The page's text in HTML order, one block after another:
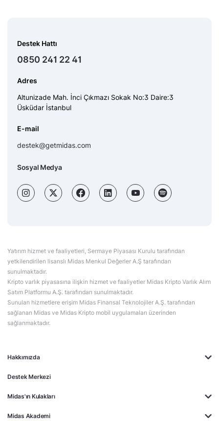
Hakkımızda
Destek Merkezi
Midas'ın Kulakları
Midas Akademi
Destek Hattı
0850 241 22 41
Adres
Altunizade Mah. İnci Çıkmazı Sokak No:3 Daire:3
Üsküdar İstanbul
E-mail
destek@getmidas.com
Sosyal Medya
Yatırım hizmet ve faaliyetleri, Sermaye Piyasası Kurulu tarafından
yetkilendirilen lisanslı Midas Menkul Değerler A.Ş tarafından
sunulmaktadır.
Kripto varlık piyasasına ilişkin hizmet ve faaliyetler Midas Kripto Varlık Alım
Satım Platformu A.Ş. tarafından sunulmaktadır.
Sunulan hizmetlere erişim Midas Finansal Teknolojiler A.Ş. tarafından
sağlanan Midas ve Midas Kripto mobil uygulamaları üzerinden
sağlanmaktadır.